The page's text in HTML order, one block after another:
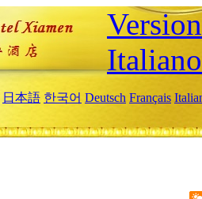
Italiano
日本語 한국어 Deutsch Français